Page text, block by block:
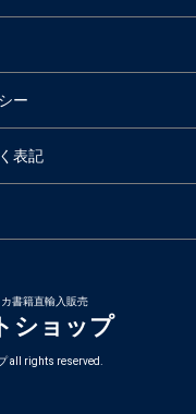
ー
表記
書籍直輸入販売
ショップ
all rights reserved.